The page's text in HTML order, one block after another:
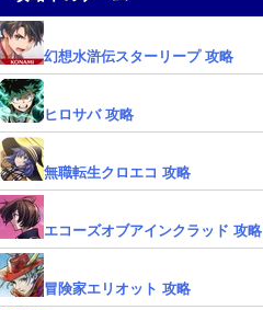
幻想水滸伝スターリープ 攻略
ヒロサバ 攻略
無職転生クロエコ 攻略
エコーズオブアインクラッド 攻略
冒険家エリオット 攻略